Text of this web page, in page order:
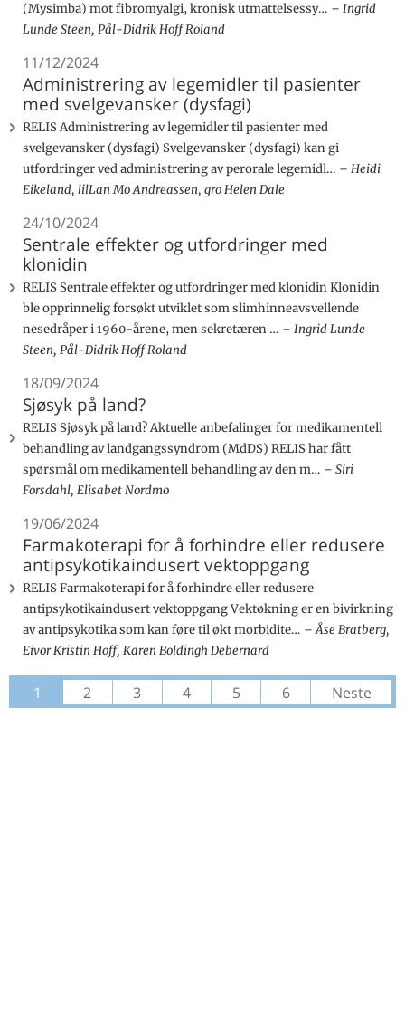
(Mysimba) mot fibromyalgi, kronisk utmattelsessy…
Ingrid
Lunde Steen, Pål-Didrik Hoff Roland
11/12/2024
Administrering av legemidler til pasienter
med svelgevansker (dysfagi)
RELIS Administrering av legemidler til pasienter med
svelgevansker (dysfagi) Svelgevansker (dysfagi) kan gi
utfordringer ved administrering av perorale legemidl…
Heidi
Eikeland, lilLan Mo Andreassen, gro Helen Dale
24/10/2024
Sentrale effekter og utfordringer med
klonidin
RELIS Sentrale effekter og utfordringer med klonidin Klonidin
ble opprinnelig forsøkt utviklet som slimhinneavsvellende
nesedråper i 1960-årene, men sekretæren …
Ingrid Lunde
Steen, Pål-Didrik Hoff Roland
18/09/2024
Sjøsyk på land?
RELIS Sjøsyk på land? Aktuelle anbefalinger for medikamentell
behandling av landgangssyndrom (MdDS) RELIS har fått
spørsmål om medikamentell behandling av den m…
Siri
Forsdahl, Elisabet Nordmo
19/06/2024
Farmakoterapi for å forhindre eller redusere
antipsykotikaindusert vektoppgang
RELIS Farmakoterapi for å forhindre eller redusere
antipsykotikaindusert vektoppgang Vektøkning er en bivirkning
av antipsykotika som kan føre til økt morbidite…
Åse Bratberg,
Eivor Kristin Hoff, Karen Boldingh Debernard
1 2 3 4 5 6 Neste